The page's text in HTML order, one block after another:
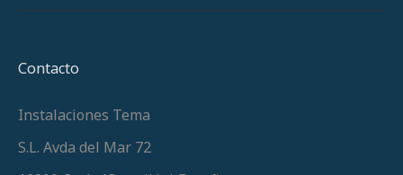
Contacto
Instalaciones Tema
S.L. Avda del Mar 72